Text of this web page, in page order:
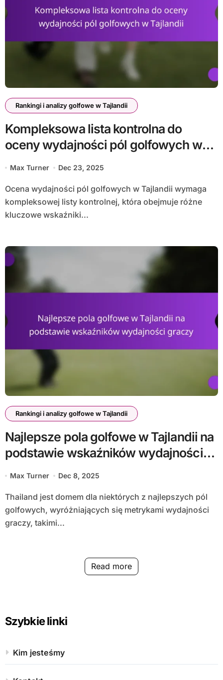
Rankingi i analizy golfowe w Tajlandii
Kompleksowa lista kontrolna do
oceny wydajności pól golfowych w
Tajlandii
Max Turner Dec 23, 2025
Ocena wydajności pól golfowych w Tajlandii wymaga
kompleksowej listy kontrolnej, która obejmuje różne
kluczowe wskaźniki...
Rankingi i analizy golfowe w Tajlandii
Najlepsze pola golfowe w Tajlandii na
podstawie wskaźników wydajności
graczy
Max Turner Dec 8, 2025
Thailand jest domem dla niektórych z najlepszych pól
golfowych, wyróżniających się metrykami wydajności
graczy, takimi...
Read more
Szybkie linki
Kim jesteśmy